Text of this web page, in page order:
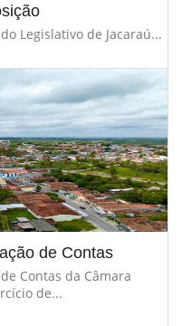
Legislativo de Jacaraú...
de Contas
Contas da Câmara
de...